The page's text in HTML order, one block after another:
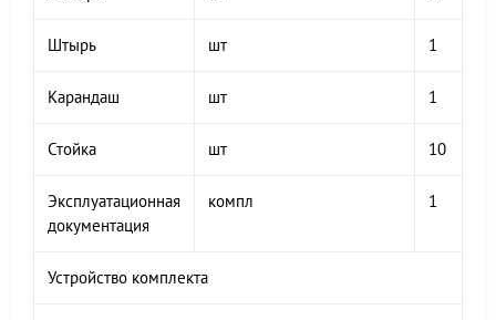
Штырь шт 1
Карандаш шт 1
Стойка шт 10
Эксплуатационная
документация
компл 1
Устройство комплекта